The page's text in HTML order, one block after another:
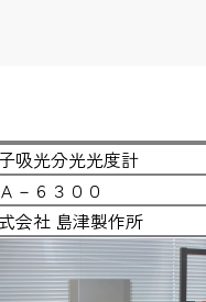
吸光分光光度計
－６３００
会社 島津製作所